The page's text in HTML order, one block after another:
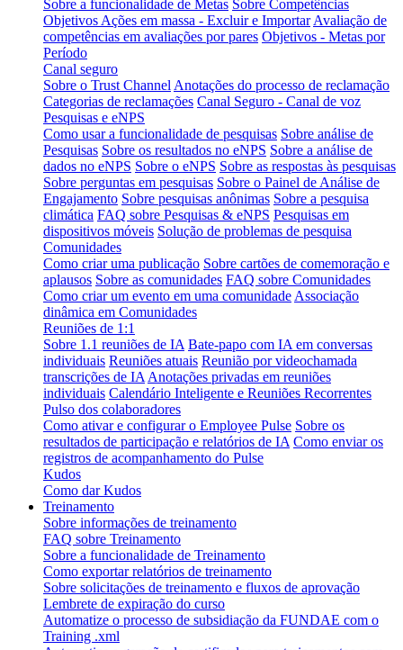
Sobre a funcionalidade de Metas Sobre Competências
Objetivos Ações em massa - Excluir e Importar Avaliação de
competências em avaliações por pares Objetivos - Metas por
Período
Canal seguro
Sobre o Trust Channel Anotações do processo de reclamação
Categorias de reclamações Canal Seguro - Canal de voz
Pesquisas e eNPS
Como usar a funcionalidade de pesquisas Sobre análise de
Pesquisas Sobre os resultados no eNPS Sobre a análise de
dados no eNPS Sobre o eNPS Sobre as respostas às pesquisas
Sobre perguntas em pesquisas Sobre o Painel de Análise de
Engajamento Sobre pesquisas anônimas Sobre a pesquisa
climática FAQ sobre Pesquisas & eNPS Pesquisas em
dispositivos móveis Solução de problemas de pesquisa
Comunidades
Como criar uma publicação Sobre cartões de comemoração e
aplausos Sobre as comunidades FAQ sobre Comunidades
Como criar um evento em uma comunidade Associação
dinâmica em Comunidades
Reuniões de 1:1
Sobre 1.1 reuniões de IA Bate-papo com IA em conversas
individuais Reuniões atuais Reunião por videochamada
transcrições de IA Anotações privadas em reuniões
individuais Calendário Inteligente e Reuniões Recorrentes
Pulso dos colaboradores
Como ativar e configurar o Employee Pulse Sobre os
resultados de participação e relatórios de IA Como enviar os
registros de acompanhamento do Pulse
Kudos
Como dar Kudos
Treinamento
Sobre informações de treinamento
FAQ sobre Treinamento
Sobre a funcionalidade de Treinamento
Como exportar relatórios de treinamento
Sobre solicitações de treinamento e fluxos de aprovação
Lembrete de expiração do curso
Automatize o processo de subsidiação da FUNDAE com o
Training .xml